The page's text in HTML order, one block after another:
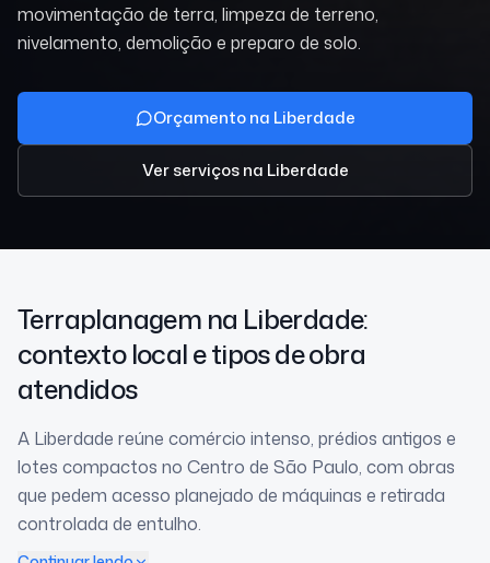
movimentação de terra, limpeza de terreno,
nivelamento, demolição e preparo de solo.
Orçamento na Liberdade
Ver serviçosna Liberdade
Terraplanagem na Liberdade:
contexto local e tipos de obra
atendidos
A Liberdade reúne comércio intenso, prédios antigos e
lotes compactos no Centro de São Paulo, com obras
que pedem acesso planejado de máquinas e retirada
controlada de entulho.